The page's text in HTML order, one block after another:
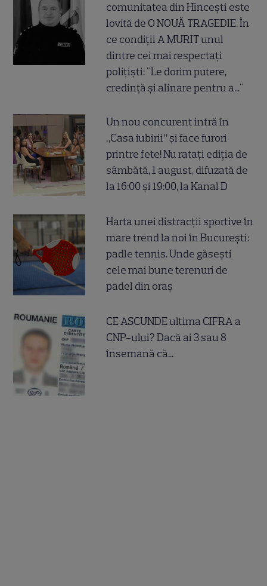
comunitatea din Hîncești este
lovită de O NOUĂ TRAGEDIE. În
ce condiții A MURIT unul
dintre cei mai respectați
polițiști: "Le dorim putere,
credință și alinare pentru a..."
Un nou concurent intră în
„Casa iubirii” și face furori
printre fete! Nu ratați ediția de
sâmbătă, 1 august, difuzată de
la 16:00 și 19:00, la Kanal D
Harta unei distracții sportive în
mare trend la noi în București:
padle tennis. Unde găsești
cele mai bune terenuri de
padel din oraș
CE ASCUNDE ultima CIFRA a
CNP-ului? Dacă ai 3 sau 8
însemană că...